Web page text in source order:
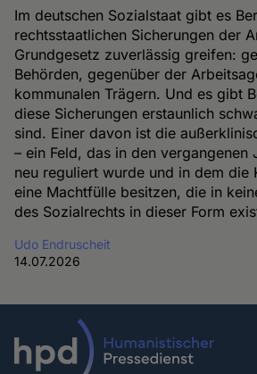
Im deutschen Sozialstaat gibt es
rechtsstaatlichen Sicherungen der
Grundgesetz zuverlässig greifen:
Behörden, gegenüber der
kommunalen Trägern. Und es gibt
diese Sicherungen erstaunlich
sind. Einer davon ist die
– ein Feld, das in den vergangenen
neu reguliert wurde und in dem die
eine Machtfülle besitzen, die in
des Sozialrechts in dieser Form
Udo Endruscheit
14.07.2026